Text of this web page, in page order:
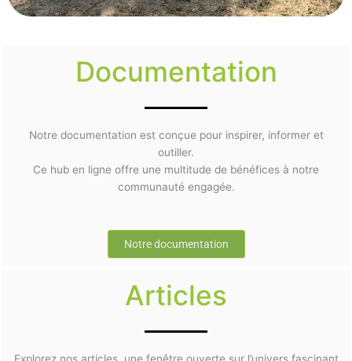
Documentation
Notre documentation est conçue pour inspirer, informer et
outiller.
Ce hub en ligne offre une multitude de bénéfices à notre
communauté engagée.
Notre documentation
Articles